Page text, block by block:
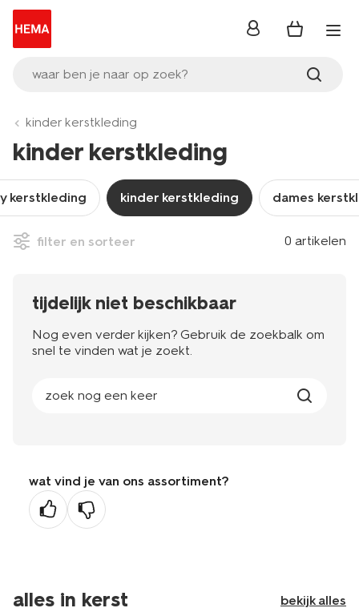
waar ben je naar op zoek?
inloggen
kinder kerstkleding
kinder kerstkleding
kerstkleding kinder kerstkleding dames
filter en sorteer 0 artikelen
tijdelijk niet beschikbaar
Nog even verder kijken? Gebruik de zoekbalk om
snel te vinden wat je zoekt.
zoek nog een keer
wat vind je van ons assortiment?
alles in kerst bekijk alles